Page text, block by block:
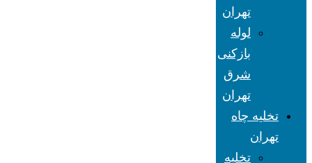
تهران
لوله
بازکنی
شرق
تهران
تخلیه چاه
تهران
تخلیه